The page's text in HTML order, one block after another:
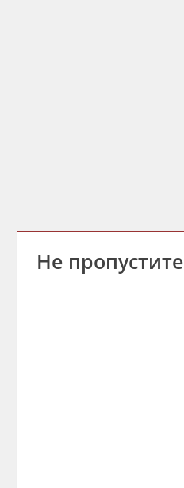
Не пропустите